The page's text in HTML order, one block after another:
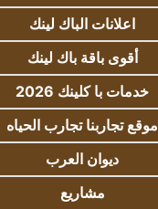
اعلانات الباك لينك
أقوى باقة باك لينك
خدمات با كلينك 2026
موقع تجاربنا تجارب الحياه
ديوان العرب
مشاريع